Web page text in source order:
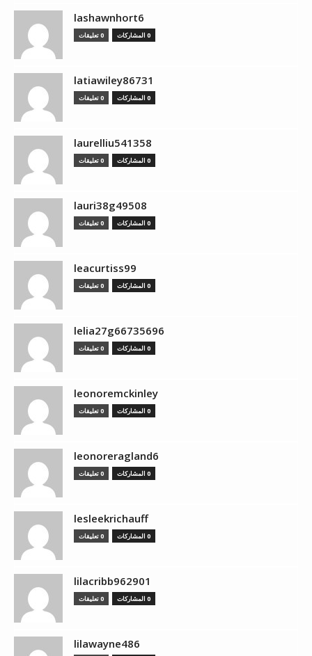
lashawnhort6
0 المشاركات 0 تعليقات
latiawiley86731
0 المشاركات 0 تعليقات
laurelliu541358
0 المشاركات 0 تعليقات
lauri38g49508
0 المشاركات 0 تعليقات
leacurtiss99
0 المشاركات 0 تعليقات
lelia27g66735696
0 المشاركات 0 تعليقات
leonoremckinley
0 المشاركات 0 تعليقات
leonoreragland6
0 المشاركات 0 تعليقات
lesleekrichauff
0 المشاركات 0 تعليقات
lilacribb962901
0 المشاركات 0 تعليقات
lilawayne486